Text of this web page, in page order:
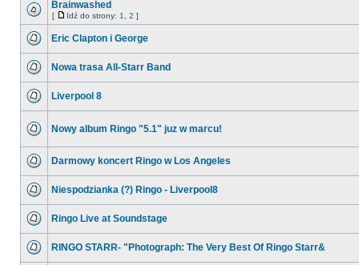
Brainwashed
[ Idź do strony: 1 2 ]
Eric Clapton i George
Nowa trasa All-Starr Band
Liverpool 8
Nowy album Ringo "5.1" juz w marcu!
Darmowy koncert Ringo w Los Angeles
Niespodzianka (?) Ringo - Liverpool8
Ringo Live at Soundstage
RINGO STARR- "Photograph: The Very Best Of Ringo Starr&